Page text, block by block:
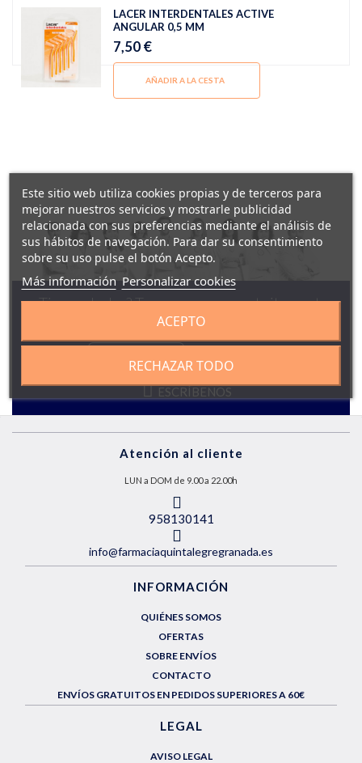
LACER INTERDENTALES ACTIVE
ANGULAR 0,5 MM
7,50 €
AÑADIR A LA CESTA
¿Tienes dudas? Te asesoramos gratuitamente
De lunes a domingo, de 9 a 22 horas (festivos incluidos)
958130141
629142944
ESCRÍBENOS
Atención al cliente
LUN a DOM de 9.00 a 22.00h
958130141
info@farmaciaquintalegregranada.es
INFORMACIÓN
QUIÉNES SOMOS
OFERTAS
SOBRE ENVÍOS
CONTACTO
ENVÍOS GRATUITOS EN PEDIDOS SUPERIORES A 60€
LEGAL
AVISO LEGAL
Este sitio web utiliza cookies propias y de terceros para
mejorar nuestros servicios y mostrarle publicidad
relacionada con sus preferencias mediante el análisis de
sus hábitos de navegación. Para dar su consentimiento
sobre su uso pulse el botón Acepto.
Más información Personalizar cookies
RECHAZAR TODO
ACEPTO